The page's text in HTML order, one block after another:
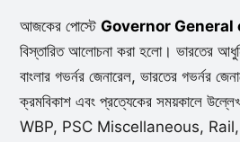
আজকের পোস্টে Governor
বিস্তারিত আলোচনা করা হলো। ভারতের
বাংলার গভর্নর জেনারেল, ভারতের গভর্নর
ক্রমবিকাশ এবং প্রত্যেকের সময়কালে
WBP, PSC Miscellaneous, Rail,